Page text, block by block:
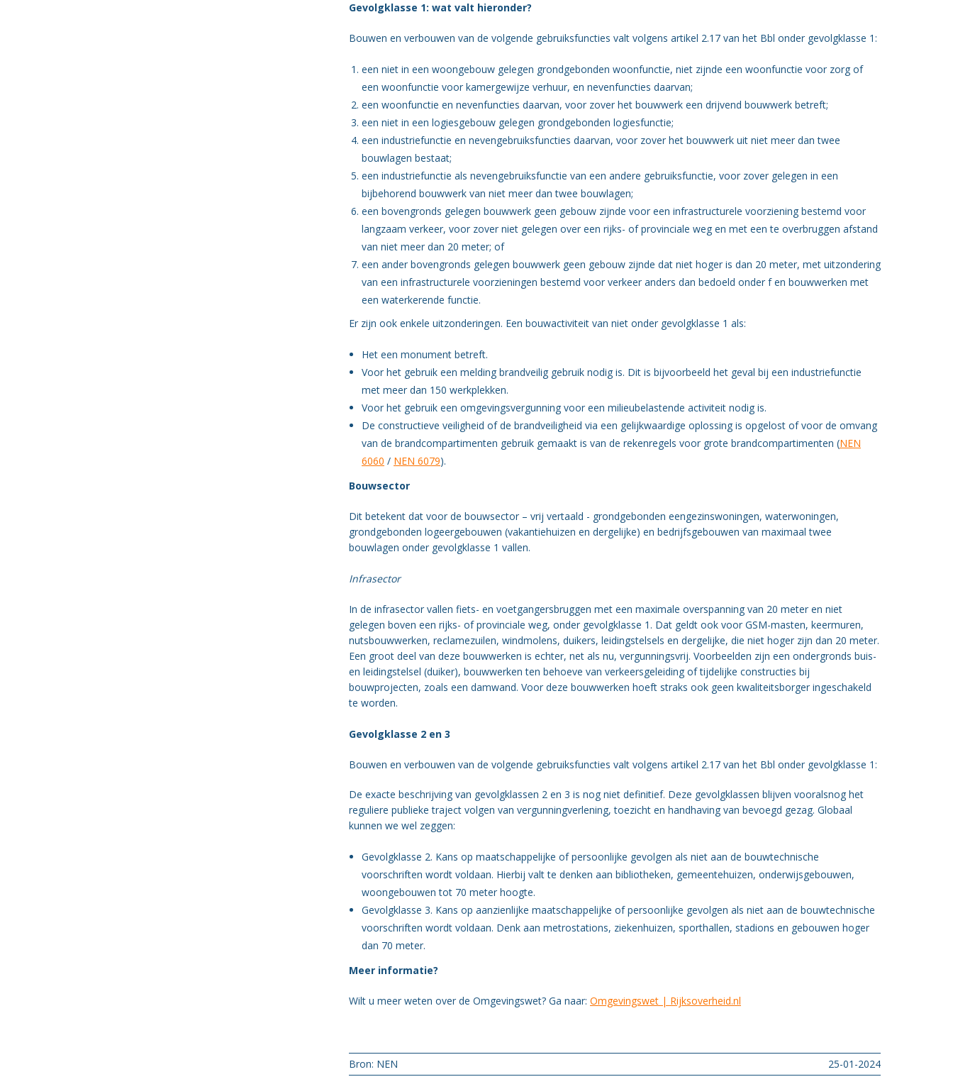
Gevolgklasse 1: wat valt hieronder?
Bouwen en verbouwen van de volgende gebruiksfuncties valt volgens artikel 2.17 van het Bbl onder gevolgklasse 1:
een niet in een woongebouw gelegen grondgebonden woonfunctie, niet zijnde een woonfunctie voor zorg of
een woonfunctie voor kamergewijze verhuur, en nevenfuncties daarvan;
een woonfunctie en nevenfuncties daarvan, voor zover het bouwwerk een drijvend bouwwerk betreft;
een niet in een logiesgebouw gelegen grondgebonden logiesfunctie;
een industriefunctie en nevengebruiksfuncties daarvan, voor zover het bouwwerk uit niet meer dan twee
bouwlagen bestaat;
een industriefunctie als nevengebruiksfunctie van een andere gebruiksfunctie, voor zover gelegen in een
bijbehorend bouwwerk van niet meer dan twee bouwlagen;
een bovengronds gelegen bouwwerk geen gebouw zijnde voor een infrastructurele voorziening bestemd voor
langzaam verkeer, voor zover niet gelegen over een rijks- of provinciale weg en met een te overbruggen afstand
van niet meer dan 20 meter; of
een ander bovengronds gelegen bouwwerk geen gebouw zijnde dat niet hoger is dan 20 meter, met uitzondering
van een infrastructurele voorzieningen bestemd voor verkeer anders dan bedoeld onder f en bouwwerken met
een waterkerende functie.
Er zijn ook enkele uitzonderingen. Een bouwactiviteit van niet onder gevolgklasse 1 als:
Het een monument betreft.
Voor het gebruik een melding brandveilig gebruik nodig is. Dit is bijvoorbeeld het geval bij een industriefunctie
met meer dan 150 werkplekken.
Voor het gebruik een omgevingsvergunning voor een milieubelastende activiteit nodig is.
De constructieve veiligheid of de brandveiligheid via een gelijkwaardige oplossing is opgelost of voor de omvang
van de brandcompartimenten gebruik gemaakt is van de rekenregels voor grote brandcompartimenten (NEN
6060 / NEN 6079).
Bouwsector
Dit betekent dat voor de bouwsector – vrij vertaald - grondgebonden eengezinswoningen, waterwoningen,
grondgebonden logeergebouwen (vakantiehuizen en dergelijke) en bedrijfsgebouwen van maximaal twee
bouwlagen onder gevolgklasse 1 vallen.
Infrasector
In de infrasector vallen fiets- en voetgangersbruggen met een maximale overspanning van 20 meter en niet
gelegen boven een rijks- of provinciale weg, onder gevolgklasse 1. Dat geldt ook voor GSM-masten, keermuren,
nutsbouwwerken, reclamezuilen, windmolens, duikers, leidingstelsels en dergelijke, die niet hoger zijn dan 20 meter.
Een groot deel van deze bouwwerken is echter, net als nu, vergunningsvrij. Voorbeelden zijn een ondergronds buis-
en leidingstelsel (duiker), bouwwerken ten behoeve van verkeersgeleiding of tijdelijke constructies bij
bouwprojecten, zoals een damwand. Voor deze bouwwerken hoeft straks ook geen kwaliteitsborger ingeschakeld
te worden.
Gevolgklasse 2 en 3
Bouwen en verbouwen van de volgende gebruiksfuncties valt volgens artikel 2.17 van het Bbl onder gevolgklasse 1:
De exacte beschrijving van gevolgklassen 2 en 3 is nog niet definitief. Deze gevolgklassen blijven vooralsnog het
reguliere publieke traject volgen van vergunningverlening, toezicht en handhaving van bevoegd gezag. Globaal
kunnen we wel zeggen:
Gevolgklasse 2. Kans op maatschappelijke of persoonlijke gevolgen als niet aan de bouwtechnische
voorschriften wordt voldaan. Hierbij valt te denken aan bibliotheken, gemeentehuizen, onderwijsgebouwen,
woongebouwen tot 70 meter hoogte.
Gevolgklasse 3. Kans op aanzienlijke maatschappelijke of persoonlijke gevolgen als niet aan de bouwtechnische
voorschriften wordt voldaan. Denk aan metrostations, ziekenhuizen, sporthallen, stadions en gebouwen hoger
dan 70 meter.
Meer informatie?
Wilt u meer weten over de Omgevingswet? Ga naar: Omgevingswet | Rijksoverheid.nl
Bron: NEN 25-01-2024